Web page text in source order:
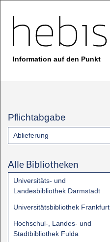
Information auf den Punkt
Pflichtabgabe
Ablieferung
Alle Bibliotheken
Universitäts- und
Landesbibliothek Darmstadt
Universitätsbibliothek Frankfurt
Hochschul-, Landes- und
Stadtbibliothek Fulda